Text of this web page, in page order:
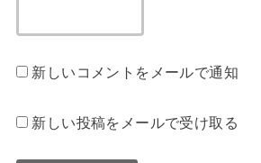
新しいコメントをメールで通知
新しい投稿をメールで受け取る